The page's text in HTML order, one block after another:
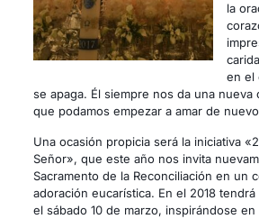
la
en el
se apaga. Él siempre nos da una nueva
que podamos empezar a amar de
Una ocasión propicia será la iniciativa
Señor», que este año nos invita
Sacramento de la Reconciliación en un
adoración eucarística. En el 2018
el sábado 10 de marzo, inspirándose en